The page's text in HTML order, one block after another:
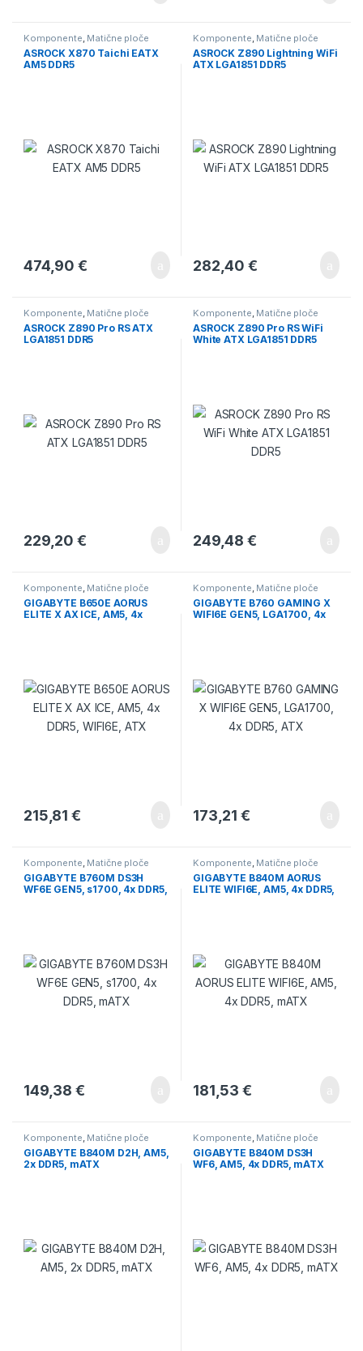
Komponente, Matične ploče
ASROCK X870 Taichi EATX
AM5 DDR5
474,90€
Komponente, Matične ploče
ASROCK Z890 Lightning WiFi
ATX LGA1851 DDR5
282,40€
Komponente, Matične ploče
ASROCK Z890 Pro RS ATX
LGA1851 DDR5
229,20€
Komponente, Matične ploče
ASROCK Z890 Pro RS WiFi
White ATX LGA1851 DDR5
249,48€
Komponente, Matične ploče
GIGABYTE B650E AORUS
ELITE X AX ICE, AM5, 4x
215,81€
Komponente, Matične ploče
GIGABYTE B760 GAMING X
WIFI6E GEN5, LGA1700, 4x
173,21€
Komponente, Matične ploče
GIGABYTE B760M DS3H
WF6E GEN5, s1700, 4x DDR5,
149,38€
Komponente, Matične ploče
GIGABYTE B840M AORUS
ELITE WIFI6E, AM5, 4x DDR5,
181,53€
Komponente, Matične ploče
GIGABYTE B840M D2H, AM5,
2x DDR5, mATX
Komponente, Matične ploče
GIGABYTE B840M DS3H
WF6, AM5, 4x DDR5, mATX